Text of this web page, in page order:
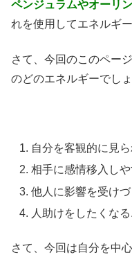
ペンジュラムやオーリ
れを使用してエネルギ
さて、今回のこのペー
のどのエネルギーでし
自分を客観的に見
相手に感情移入し
他人に影響を受け
人助けをしたくな
さて、今回は自分を中